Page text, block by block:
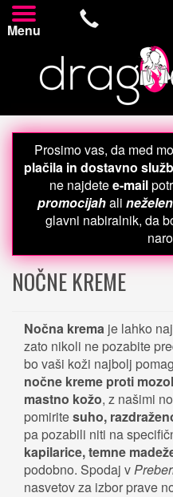
Menu
Prosimo vas, da med
plačila in dostavno
ne najdetee-mail
promocijahali
glavni nabiralnik, da
NOČNE KREME
Nočna krema je lahko
zato nikoli ne pozabite
bo vaši koži najbolj
nočne kreme proti
mastno kožo, z našimi
pomiritesuho,
pa pozabili niti na
kapilarice, temne
podobno. Spodaj v
nasvetov za izbor prave